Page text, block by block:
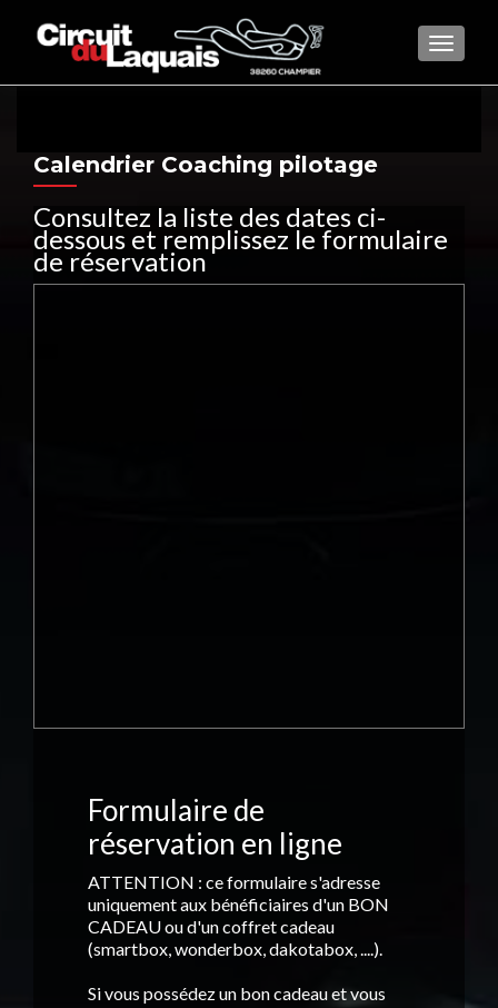
Calendrier Coaching pilotage
Consultez la liste des dates ci-
dessous et remplissez le formulaire
de réservation
Formulaire de
réservation en ligne
ATTENTION : ce formulaire s'adresse
uniquement aux bénéficiaires d'un BON
CADEAU ou d'un coffret cadeau
(smartbox, wonderbox, dakotabox, ....).
Si vous possédez un bon cadeau et vous